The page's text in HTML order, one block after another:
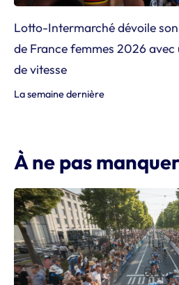
Lotto-Intermarché dévoile
de France femmes 2026
de vitesse
La semaine dernière
À ne pas